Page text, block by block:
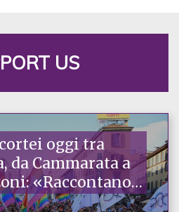
US
oggi tra
da Cammarata a
«Raccontano